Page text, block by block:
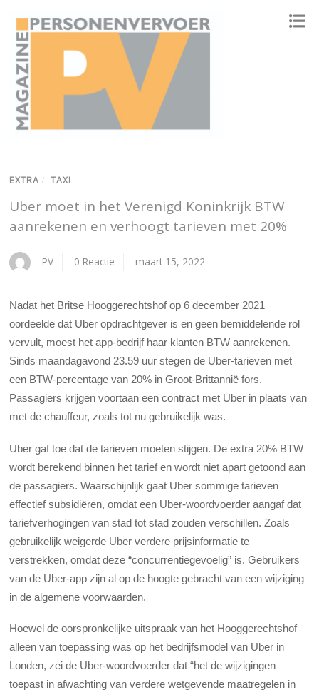
EXTRA / TAXI
Uber moet in het Verenigd Koninkrijk BTW
aanrekenen en verhoogt tarieven met 20%
PV 0 Reactie maart 15, 2022
Nadat het Britse Hooggerechtshof op 6 december 2021
oordeelde dat Uber opdrachtgever is en geen bemiddelende rol
vervult, moest het app-bedrijf haar klanten BTW aanrekenen.
Sinds maandagavond 23.59 uur stegen de Uber-tarieven met
een BTW-percentage van 20% in Groot-Brittannië fors.
Passagiers krijgen voortaan een contract met Uber in plaats van
met de chauffeur, zoals tot nu gebruikelijk was.
Uber gaf toe dat de tarieven moeten stijgen. De extra 20% BTW
wordt berekend binnen het tarief en wordt niet apart getoond aan
de passagiers. Waarschijnlijk gaat Uber sommige tarieven
effectief subsidiëren, omdat een Uber-woordvoerder aangaf dat
tariefverhogingen van stad tot stad zouden verschillen. Zoals
gebruikelijk weigerde Uber verdere prijsinformatie te
verstrekken, omdat deze “concurrentiegevoelig” is. Gebruikers
van de Uber-app zijn al op de hoogte gebracht van een wijziging
in de algemene voorwaarden.
Hoewel de oorspronkelijke uitspraak van het Hooggerechtshof
alleen van toepassing was op het bedrijfsmodel van Uber in
Londen, zei de Uber-woordvoerder dat “het de wijzigingen
toepast in afwachting van verdere wetgevende maatregelen in